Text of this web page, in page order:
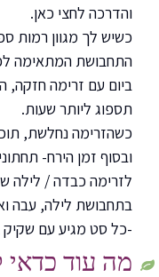
והדרכה לחצי כאן.
כשיש לך מגוון רמות
התחבושת המתאימה
ביום עם זרימה
תספוג ליותר שעות.
כשהזרימה נחלשת,
ובסוף זמן הירח-
לזרימה כבדה / לילה
בתחבושת לילה, עבה
-כל סט מגיע עם
מה עוד כדאי